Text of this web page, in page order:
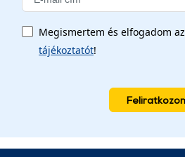
Megismertem és elfogadom az
tájékoztatót!